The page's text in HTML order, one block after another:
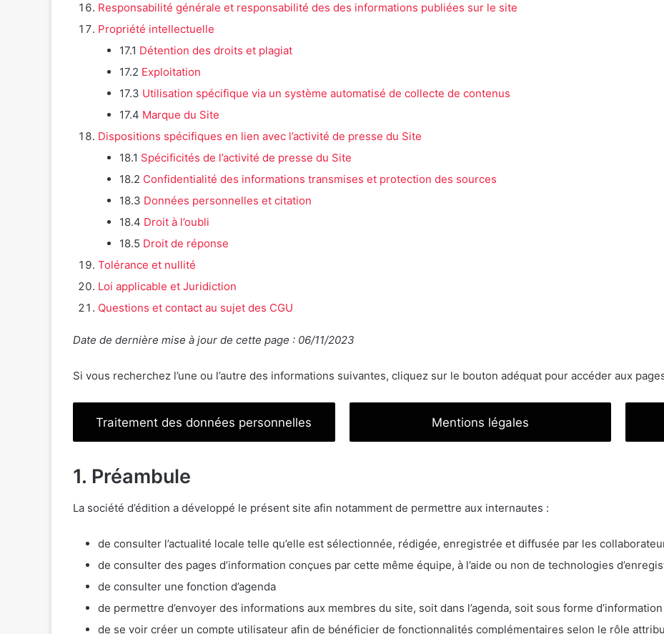
Responsabilité générale et responsabilité des des informations publiées sur le site
Propriété intellectuelle
17.1 Détention des droits et plagiat
17.2 Exploitation
17.3 Utilisation spécifique via un système automatisé de collecte de contenus
17.4 Marque du Site
Dispositions spécifiques en lien avec l’activité de presse du Site
18.1 Spécificités de l’activité de presse du Site
18.2 Confidentialité des informations transmises et protection des sources
18.3 Données personnelles et citation
18.4 Droit à l’oubli
18.5 Droit de réponse
Tolérance et nullité
Loi applicable et Juridiction
Questions et contact au sujet des CGU
Date de dernière mise à jour de cette page : 06/11/2023
Si vous recherchez l’une ou l’autre des informations suivantes, cliquez sur le bouton adéquat pour accéder aux
Traitement des données personnelles Mentions légales
1. Préambule
La société d’édition a développé le présent site afin notamment de permettre aux internautes :
de consulter l’actualité locale telle qu’elle est sélectionnée, rédigée, enregistrée et diffusée par les
de consulter des pages d’information conçues par cette même équipe, à l’aide ou non de technologies
de consulter une fonction d’agenda
de permettre d’envoyer des informations aux membres du site, soit dans l’agenda, soit sous forme
de se voir créer un compte utilisateur afin de bénéficier de fonctionnalités complémentaires selon le rôle